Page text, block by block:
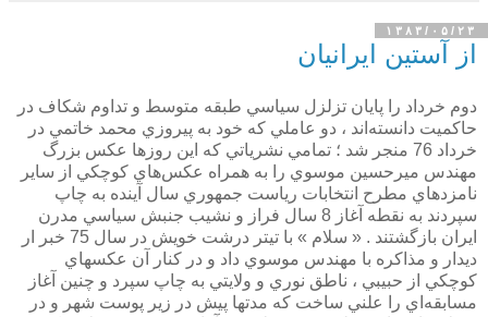
۱۳۸۳/۰۵/۲۳
از آستين ايرانيان
دوم خرداد را پايان تزلزل سياسي طبقه متوسط و تداوم شكاف در
حاكميت دانسته‌اند ، دو عاملي كه خود به پيروزي محمد خاتمي در
خرداد 76 منجر شد ؛ تمامي نشرياتي كه اين روزها عكس بزرگ
مهندس ميرحسين موسوي را به همراه عكس‌هاي كوچكي از ساير
نامزدهاي مطرح انتخابات رياست جمهوري سال آينده به چاپ
سپردند به نقطه آغاز 8 سال فراز و نشيب جنبش سياسي مدرن
ايران بازگشتند . « سلام » با تيتر درشت خويش در سال 75 خبر ار
ديدار و مذاكره با مهندس موسوي داد و در كنار آن عكسهاي
كوچكي از حبيبي ، ناطق نوري و ولايتي به چاپ سپرد و چنين آغاز
مسابقه‌اي را علني ساخت كه مدتها پيش در زير پوست شهر و در